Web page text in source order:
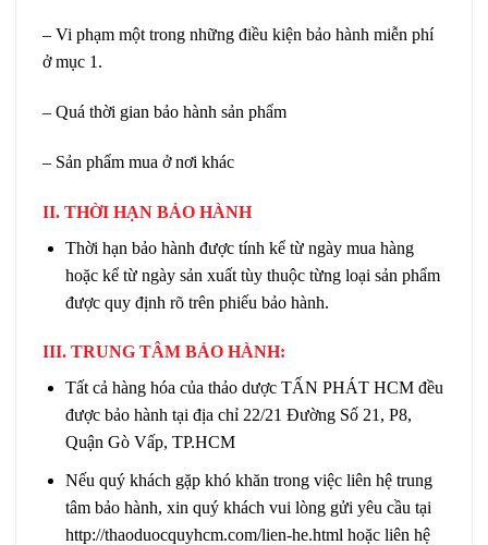
– Vi phạm một trong những điều kiện bảo hành miễn phí
ở mục 1.
– Quá thời gian bảo hành sản phẩm
– Sản phẩm mua ở nơi khác
II. THỜI HẠN BẢO HÀNH
Thời hạn bảo hành được tính kể từ ngày mua hàng
hoặc kể từ ngày sản xuất tùy thuộc từng loại sản phẩm
được quy định rõ trên phiếu bảo hành.
III. TRUNG TÂM BẢO HÀNH:
Tất cả hàng hóa của thảo dược TẤN PHÁT HCM đều
được bảo hành tại địa chỉ 22/21 Đường Số 21, P8,
Quận Gò Vấp, TP.HCM
Nếu quý khách gặp khó khăn trong việc liên hệ trung
tâm bảo hành, xin quý khách vui lòng gửi yêu cầu tại
http://thaoduocquyhcm.com/lien-he.html hoặc liên hệ